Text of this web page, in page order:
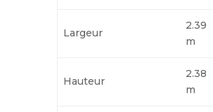
Largeur
2.39
m
Hauteur
2.38
m